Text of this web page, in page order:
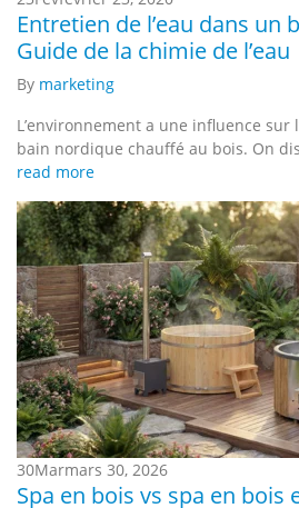
Entretien de l’eau dans un
Guide de la chimie de l’eau
By marketing
L’environnement a une influence sur
bain nordique chauffé au bois. On
read more
30Marmars 30, 2026
Spa en bois vs spa en bois